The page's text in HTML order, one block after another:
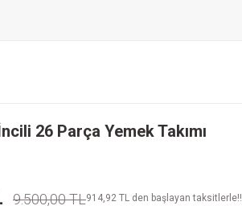
26 Parça Yemek Takımı
9.500,00 TL914,92 TL den başlayan taksitlerle!!